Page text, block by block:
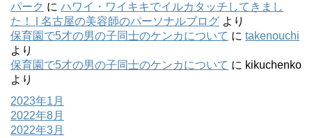
パーク に ハワイ・ワイキキでイルカタッチしてきまし
た！ | 名古屋の美容師のパーソナルブログ より
保育園で5才の男の子同士のケンカについて に takenouchi
より
保育園で5才の男の子同士のケンカについて に kikuchenko
より
2023年1月
2022年8月
2022年3月